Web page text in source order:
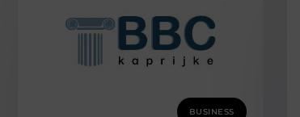
BUSINESS